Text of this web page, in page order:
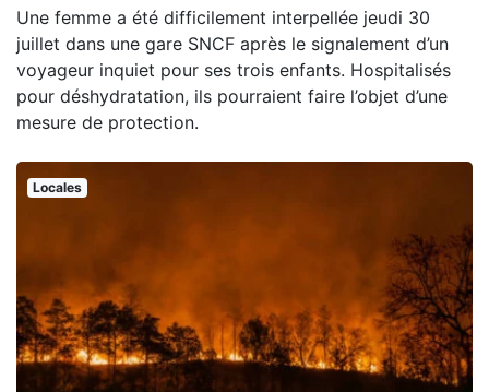
Une femme a été difficilement interpellée jeudi 30
juillet dans une gare SNCF après le signalement d’un
voyageur inquiet pour ses trois enfants. Hospitalisés
pour déshydratation, ils pourraient faire l’objet d’une
mesure de protection.
Locales